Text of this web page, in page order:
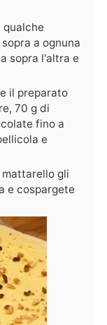
a ognuna
sopra l'altra e
il preparato
70 g di
fino a
e
gli
e cospargete